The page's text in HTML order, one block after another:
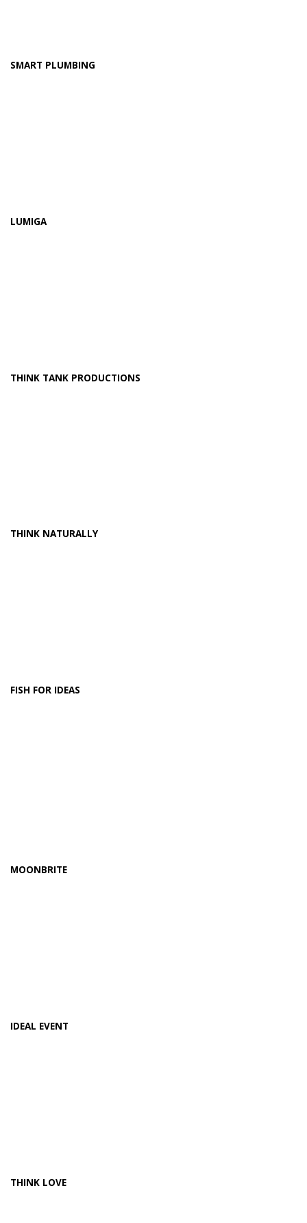
SMART PLUMBING
LUMIGA
THINK TANK PRODUCTIONS
THINK NATURALLY
FISH FOR IDEAS
MOONBRITE
IDEAL EVENT
THINK LOVE